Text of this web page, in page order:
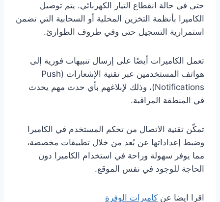
حتى في حالة انقطاع التيار الكهربائي. يتم توصيل
الكاميرا بأنظمة التخزين المحلية أو السحابية التي تضمن
استمرارية التسجيل حتى وفي ظروف الطوارئ.
تعمل الكاميرات أيضًا على إرسال تنبيهات فورية إلى
هواتف المستخدمين عبر تقنية الإشعارات (Push
Notifications)، وذلك لإبلاغهم بأي حدث مهم يحدث
في المنطقة المراقبة.
تمكّن تقنية الاتصال من تحكم المستخدم في الكاميرا
وضبط إعداداتها عن بُعد من خلال تطبيقات مخصصة،
مما يوفر سهولة وراحة في استخدام الكاميرا دون
الحاجة للوجود في نفس الموقع.
اقرا ايضا عن كاميرات الوفرة